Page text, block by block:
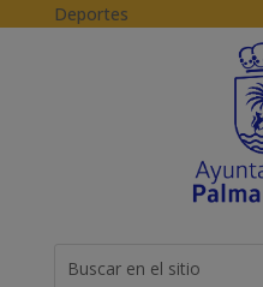
Skip to content
Deportes
for...